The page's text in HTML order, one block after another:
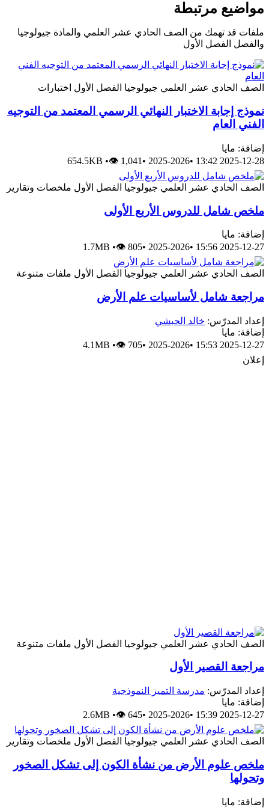
مواضيع مرتبطة
ملفات قد تهمك من الصف الحادي عشر العلمي والمادة جيولوجيا
والفصل الفصل الأول
الصف الحادي عشر العلمي جيولوجيا الفصل الأول اختبارات
نموذج إجابة الاختبار النهائي الرسمي المعتمد من التوجيه
الفني العام
إضافة: مايا
2025-12-28 13:42
•
2025-2026
•
654.5KB •👁 1,041
الصف الحادي عشر العلمي جيولوجيا الفصل الأول ملخصات وتقارير
ملخص شامل للدروس الأربع الأولى
إضافة: مايا
2025-12-27 15:56
•
2025-2026
•
1.7MB •👁 805
الصف الحادي عشر العلمي جيولوجيا الفصل الأول ملفات متنوعة
مراجعة شامل لأساسيات علم الأرض
إعداد المدرّس: خالد الحبشي
إضافة: مايا
2025-12-27 15:53
•
2025-2026
•
4.1MB •👁 705
إعلان
الصف الحادي عشر العلمي جيولوجيا الفصل الأول ملفات متنوعة
مراجعة القصير الأول
إعداد المدرّس: مدرسة التميز النموذجية
إضافة: مايا
2025-12-27 15:39
•
2025-2026
•
2.6MB •👁 645
الصف الحادي عشر العلمي جيولوجيا الفصل الأول ملخصات وتقارير
ملخص علوم الأرض من نشأة الكون إلى تشكل الصخور
وتحولها
إضافة: مايا